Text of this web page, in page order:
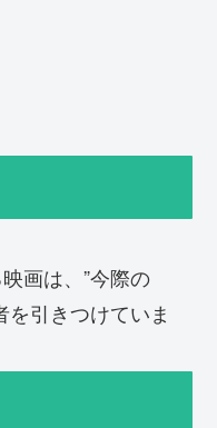
画は、”今際の
引きつけていま